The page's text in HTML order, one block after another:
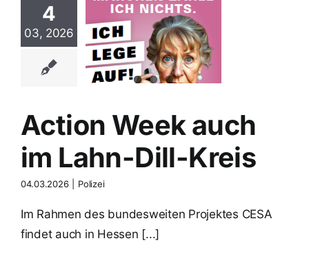
4
03, 2026
Week
im Lahn-
Kreis
Action Week auch
im Lahn-Dill-Kreis
04.03.2026 Polizei
Im Rahmen des bundesweiten Projektes CESA
findet auch in Hessen [...]